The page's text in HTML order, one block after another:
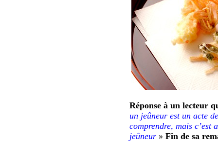
Réponse à un lecteur
un jeûneur est un acte
comprendre, mais c’est
jeûneur » Fin de sa